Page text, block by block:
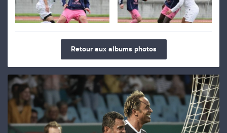
Retour aux albums photos